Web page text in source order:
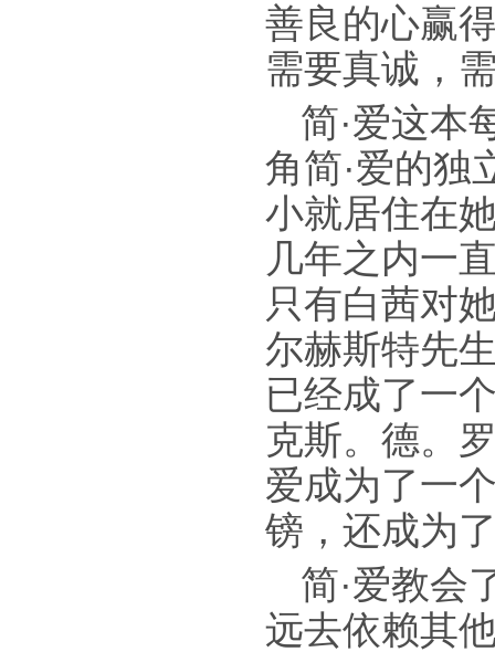
善良的心赢
需要真诚，
简·爱这本
角简·爱的独
小就居住在
几年之内一
只有白茜对
尔赫斯特先
已经成了一
克斯。德。
爱成为了一
镑，还成为
简·爱教会
远去依赖其